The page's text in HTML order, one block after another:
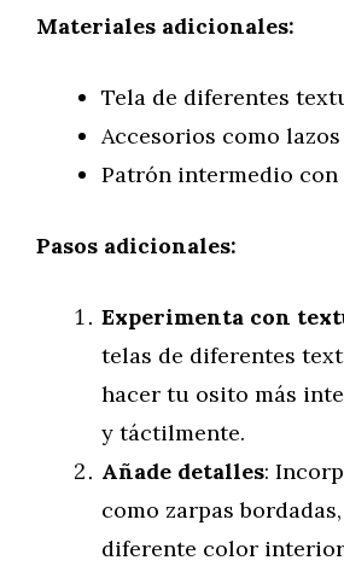
Materiales adicionales:
Tela de diferentes
Accesorios como
Patrón intermedio con
Pasos adicionales:
Experimenta con
telas de diferentes
hacer tu osito más
y táctilmente.
Añade detalles:
como zarpas
diferente color